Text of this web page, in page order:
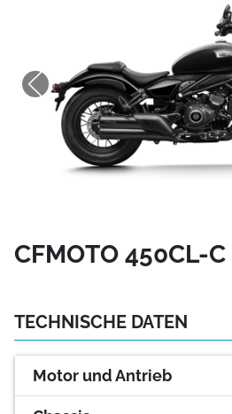
CFMOTO 450CL-
TECHNISCHE DATEN
Motor und Antrieb